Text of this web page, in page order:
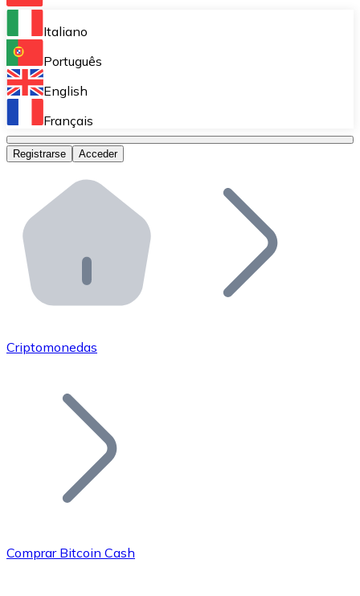
Bitnovo Ramp
Integra nuestra solución en tu plataforma.
Bitnovo Giftcards
Bitnovo OTC
Bitnovo ATM
Integra un ATM Bitnovo en tu negocio y permite que
Bitnovo API
Integra nuestra API en tu ecosistema.
Únete a nuestra red de distribuidores.
Añade tu proyecto a nuestro ecosistema.
Italiano
Português
English
Français
Registrarse Acceder
Criptomonedas
Comprar Bitcoin Cash